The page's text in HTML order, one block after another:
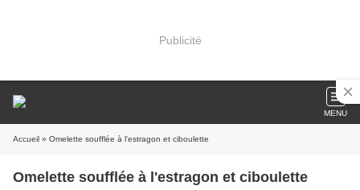
Publicité
MENU
Accueil » Omelette soufflée à l'estragon et ciboulette
Omelette soufflée à l'estragon et ciboulette